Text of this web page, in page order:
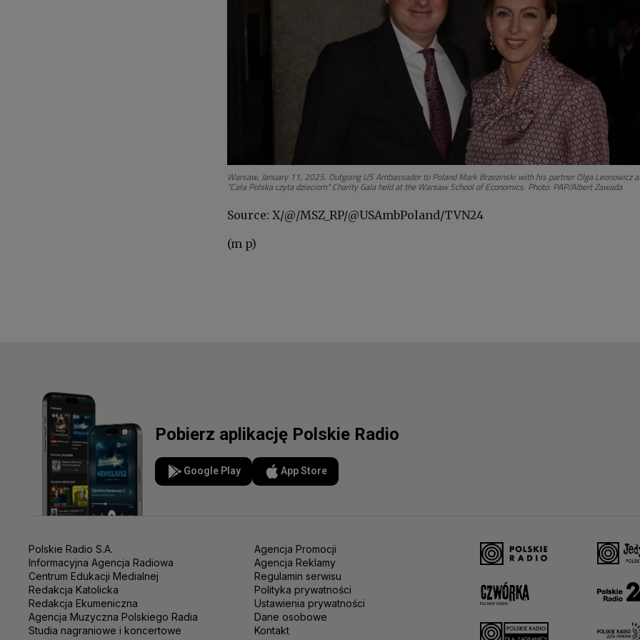
Warsaw, January 11, 2025. Outgoing US Ambassador to Poland Mark Brzezinski with his partner Olga Leonowicz
"Cała Polska czyta dzieciom" Charity Gala held at the Warsaw School of Economics. Photo: PAP/Albert Zawada
Source: X/@/MSZ_RP/@USAmbPoland/TVN24
(m p)
Pobierz aplikację Polskie Radio
Google Play App Store
Polskie Radio S.A.
Informacyjna Agencja Radiowa
Centrum Edukacji Medialnej
Redakcja Katolicka
Redakcja Ekumeniczna
Agencja Muzyczna Polskiego Radia
Studia nagraniowe i koncertowe
Agencja Promocji
Agencja Reklamy
Regulamin serwisu
Polityka prywatności
Ustawienia prywatności
Dane osobowe
Kontakt